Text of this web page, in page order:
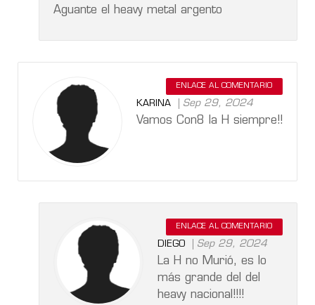
Aguante el heavy metal argento
ENLACE AL COMENTARIO
KARINA Sep 29, 2024
Vamos Con8 la H siempre!!
ENLACE AL COMENTARIO
DIEGO Sep 29, 2024
La H no Murió, es lo
más grande del del
heavy nacional!!!!